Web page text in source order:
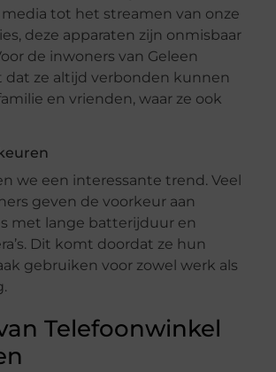
media tot het streamen van onze
deze apparaten zijn onmisbaar
de inwoners van Geleen
ze altijd verbonden kunnen
en vrienden, waar ze ook
we een interessante trend. Veel
geven de voorkeur aan
met lange batterijduur en
Dit komt doordat ze hun
gebruiken voor zowel werk als
Telefoonwinkel